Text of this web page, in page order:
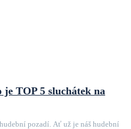
je TOP 5 sluchátek na
pozadí. Ať už je náš hudební